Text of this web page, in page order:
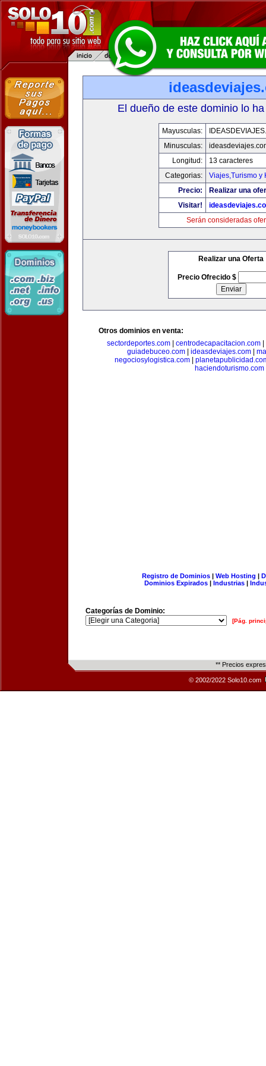
El dueño de este dominio lo
Mayusculas:
Minusculas:
Longitud:
13 caracteres
Categorias:
Viajes,Turismo y
Precio:
Realizar una
Visitar!
Serán consideradas
Realizar una Oferta
Precio Ofrecido $
Otros dominios en venta:
sectordeportes.com| centrodecapacitacion.com|
guiadebuceo.com
ideasdeviajes.com
negociosylogistica.com|
haciendoturismo.com
Registro de Dominios| Web Hosting |
Dominios Expirados | Industrias |
Categorías de Dominio:
[Pág.
** Precios
© 2002/2022 Solo10.com